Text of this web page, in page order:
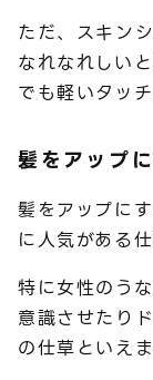
ただ、スキン
なれなれしい
でも軽いタッ
髪をアップ
髪をアップに
に人気がある
特に女性のう
意識させたり
の仕草といえま